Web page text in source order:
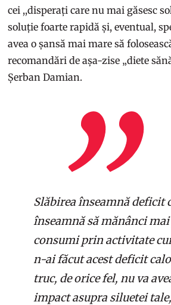
cei ,,disperați care nu mai găsesc
soluție foarte rapidă și, eventual,
avea o șansă mai mare să
recomandări de așa-zise „diete
Șerban Damian.
Slăbirea înseamnă deficit
înseamnă să mănânci
consumi prin activitate
n-ai făcut acest deficit
truc, de orice fel, nu va
impact asupra siluetei